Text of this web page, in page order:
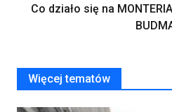
Co działo się na
Więcej tematów